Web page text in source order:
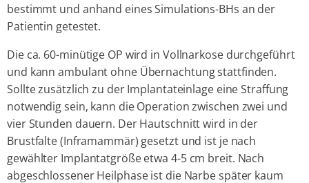
bestimmt und anhand eines Simulations-BHs an der
Patientin getestet.
Die ca. 60-minütige OP wird in Vollnarkose durchgeführt
und kann ambulant ohne Übernachtung stattfinden.
Sollte zusätzlich zu der Implantateinlage eine Straffung
notwendig sein, kann die Operation zwischen zwei und
vier Stunden dauern. Der Hautschnitt wird in der
Brustfalte (Inframammär) gesetzt und ist je nach
gewählter Implantatgröße etwa 4-5 cm breit. Nach
abgeschlossener Heilphase ist die Narbe später kaum